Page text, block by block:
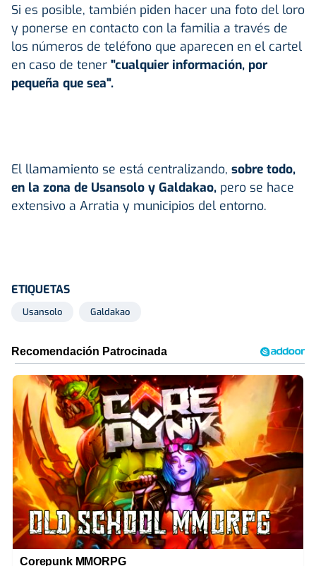
Si es posible, también piden hacer una foto del loro
y ponerse en contacto con la familia a través de
los números de teléfono que aparecen en el cartel
en caso de tener "cualquier información, por
pequeña que sea".
El llamamiento se está centralizando, sobre todo,
en la zona de Usansolo y Galdakao, pero se hace
extensivo a Arratia y municipios del entorno.
ETIQUETAS
Usansolo Galdakao
Corepunk MMORPG